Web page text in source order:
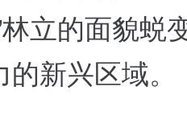
林立的面貌蜕
新兴区域。